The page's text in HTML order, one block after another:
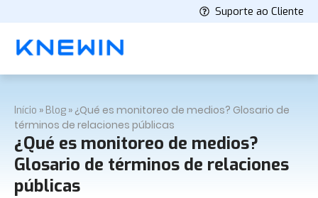
Suporte ao Cliente
Início » Blog » ¿Qué es monitoreo de medios? Glosario de
términos de relaciones públicas
¿Qué es monitoreo de medios?
Glosario de términos de relaciones
públicas